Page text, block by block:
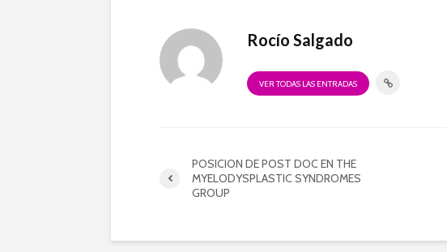
Rocío Salgado
VER TODAS LAS ENTRADAS
POSICION DE POST DOC EN THE
MYELODYSPLASTIC SYNDROMES
GROUP